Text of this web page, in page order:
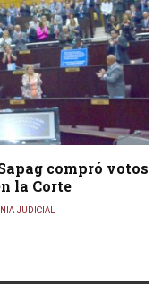
compró votos
la Corte
JUDICIAL